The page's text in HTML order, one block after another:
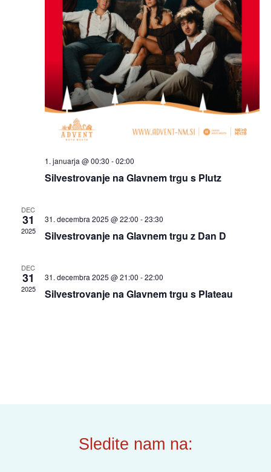
1. januarja @ 00:30 -02:00
Silvestrovanje na Glavnem trgu s Plutz
DEC
31
2025
31. decembra 2025 @ 22:00 -23:30
Silvestrovanje na Glavnem trgu z Dan D
DEC
31
2025
31. decembra 2025 @ 21:00 -22:00
Silvestrovanje na Glavnem trgu s Plateau
Sledite nam na: